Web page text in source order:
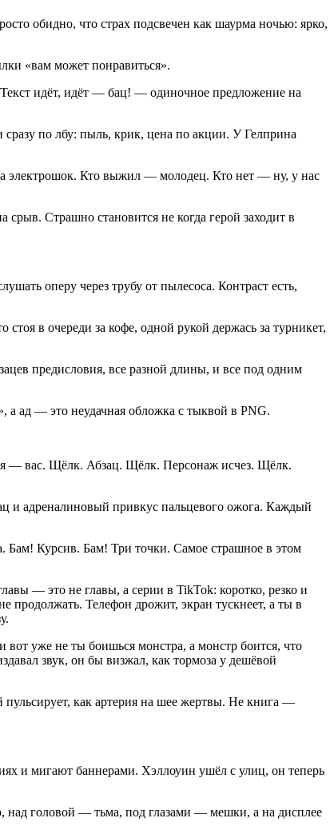
обидно, что страх подсвечен как шаурма ночью: ярко,
«вам может понравиться».
идёт, идёт — бац! — одиночное предложение на
по лбу: пыль, крик, цена по акции. У Гелприна
а электрошок. Кто выжил — молодец. Кто нет — ну, у нас
Страшно становится не когда герой заходит в
оперу через трубу от пылесоса. Контраст есть,
в очереди за кофе, одной рукой держась за турникет,
предисловия, все разной длины, и все под одним
ад — это неудачная обложка с тыквой в PNG.
— вас. Щёлк. Абзац. Щёлк. Персонаж исчез. Щёлк.
и адреналиновый привкус пальцевого ожога. Каждый
Бам! Курсив. Бам! Три точки. Самое страшное в этом
— это не главы, а серии в TikTok: коротко, резко и
продолжать. Телефон дрожит, экран тускнеет, а ты в
уже не ты боишься монстра, а монстр боится, что
звук, он бы визжал, как тормоза у дешёвой
пульсирует, как артерия на шее жертвы. Не книга —
и мигают баннерами. Хэллоуин ушёл с улиц, он теперь
над головой — тьма, под глазами — мешки, а на дисплее